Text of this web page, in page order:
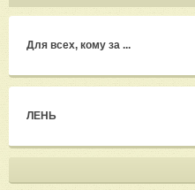
Для всех, кому за ...
ЛЕНЬ